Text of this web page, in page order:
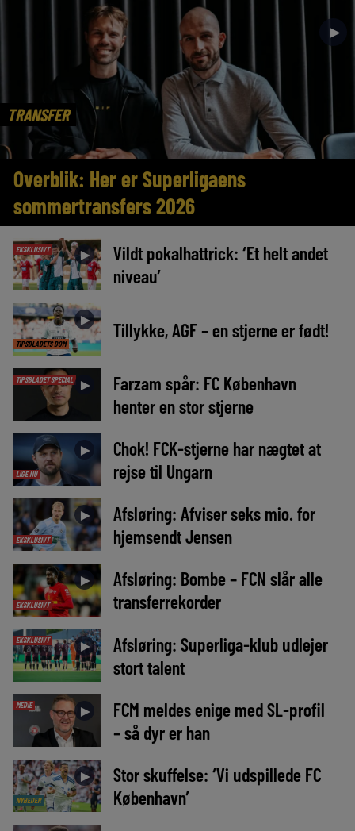
TRANSFER
►
Overblik: Her er Superligaens
sommertransfers 2026
EKSKLUSIVT ►
Vildt pokalhattrick: ‘Et helt andet
niveau’
TIPSBLADETS DOM
► Tillykke, AGF – en stjerne er født!
TIPSBLADET SPECIAL ►
Farzam spår: FC København
henter en stor stjerne
LIGE NU
►
Chok! FCK-stjerne har nægtet at
rejse til Ungarn
EKSKLUSIVT
►
Afsløring: Afviser seks mio. for
hjemsendt Jensen
EKSKLUSIVT
►
Afsløring: Bombe – FCN slår alle
transferrekorder
EKSKLUSIVT ►
Afsløring: Superliga-klub udlejer
stort talent
MEDIE ►
FCM meldes enige med SL-profil
– så dyr er han
NYHEDER
►
Stor skuffelse: ‘Vi udspillede FC
København’